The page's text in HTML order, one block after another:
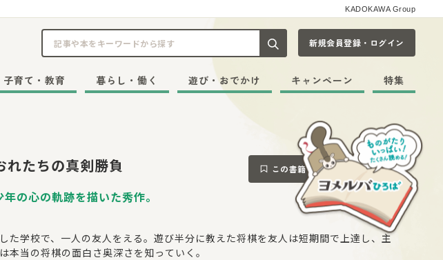
KADOKAWA Group
記事や本をキーワードから探す
新規会員登録・ログイン
子育て・教育 暮らし・働く 遊び・おでかけ キャンペーン 特集
れたちの真剣勝負 この書籍をブックマークする
の心の軌跡を描いた秀作。
た学校で、一人の友人をえる。遊び半分に教えた将棋を友人は短期間で上達し、主
当の将棋の面白さ奥深さを知っていく。